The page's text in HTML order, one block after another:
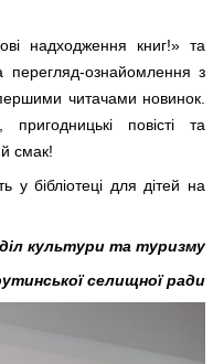
надходження книг!» та
перегляд-ознайомлення з
читачами новинок.
повісті та
смак!
у бібліотеці для дітей на
культури та туризму
селищної ради